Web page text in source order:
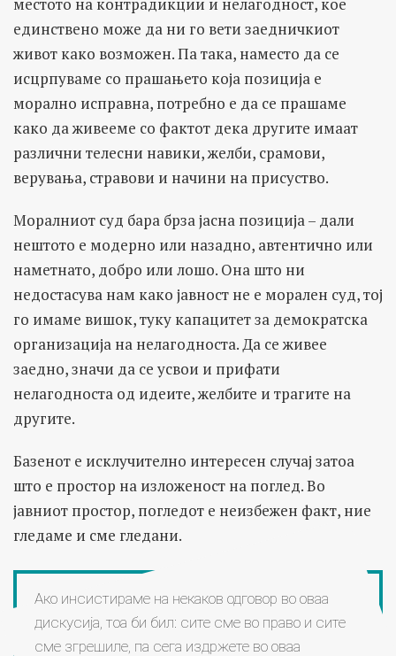
единствено може да ни го вети заедничкиот
живот како возможен. Па така, наместо да се
исцрпуваме со прашањето која позиција е
морално исправна, потребно е да се прашаме
како да живееме со фактот дека другите имаат
различни телесни навики, желби, срамови,
верувања, стравови и начини на присуство.
Моралниот суд бара брза јасна позиција – дали
нештото е модерно или назадно, автентично или
наметнато, добро или лошо. Она што ни
недостасува нам како јавност не е морален суд, тој
го имаме вишок, туку капацитет за демократска
организација на нелагодноста. Да се живее
заедно, значи да се усвои и прифати
нелагодноста од идеите, желбите и трагите на
другите.
Базенот е исклучително интересен случај затоа
што е простор на изложеност на поглед. Во
јавниот простор, погледот е неизбежен факт, ние
гледаме и сме гледани.
Ако инсистираме на некаков одговор во оваа
дискусија, тоа би бил: сите сме во право и сите
сме згрешиле, па сега издржете во оваа